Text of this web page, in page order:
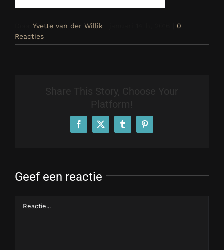
Yvette van der Willik
0
Reacties
Share This Story, Choose Your
Platform!
Facebook
X TumblrPinterest
Geef een reactie
Reactie